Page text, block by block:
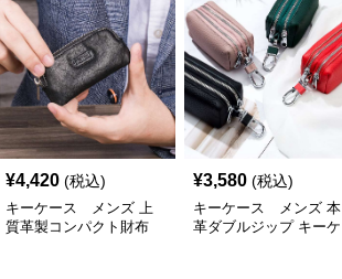
¥4,420 (税込)
キーケース メンズ 上
質革製コンパクト財布
¥3,580 (税込)
キーケース メンズ 本
革ダブルジップ キーケ